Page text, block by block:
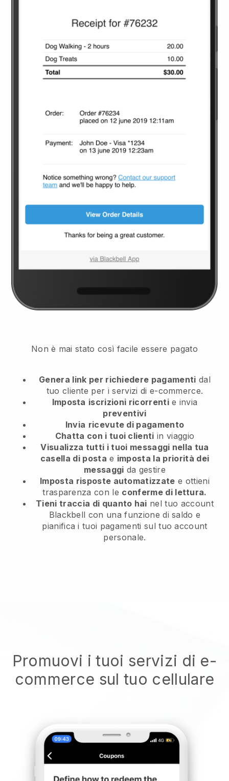
Non è mai stato così facile essere pagato
Genera link per richiedere pagamenti dal
tuo cliente per i servizi di e-commerce.
Imposta iscrizioni ricorrentie invia
preventivi
Invia ricevute di pagamento
Chatta con i tuoi clienti in viaggio
Visualizza tutti i tuoi messaggi nella tua
casella di posta e imposta la priorità dei
messaggi da gestire
Imposta risposte automatizzate e ottieni
trasparenza con le conferme di lettura.
Tieni traccia di quanto hai nel tuo account
Blackbell con una funzione di saldo e
pianifica i tuoi pagamenti sul tuo account
personale.
Promuovi i tuoi servizi di e-
commerce sul tuo cellulare